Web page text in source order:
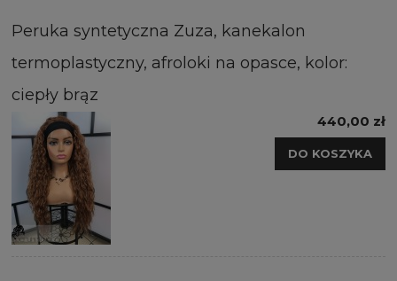
Peruka syntetyczna Zuza, kanekalon
termoplastyczny, afroloki na opasce, kolor:
ciepły brąz
440,00 zł
DO KOSZYKA